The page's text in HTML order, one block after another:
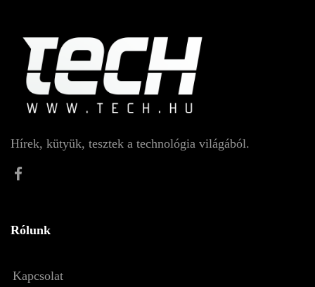
Hírek, kütyük, tesztek a technológia világából.
Rólunk
Kapcsolat